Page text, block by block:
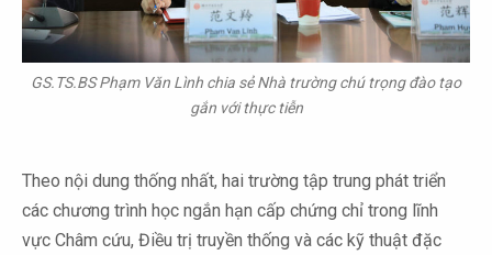
GS.TS.BS Phạm Văn Lình chia sẻ Nhà trường chú trọng đào tạo
gắn với thực tiễn
Theo nội dung thống nhất, hai trường tập trung phát triển
các chương trình học ngắn hạn cấp chứng chỉ trong lĩnh
vực Châm cứu, Điều trị truyền thống và các kỹ thuật đặc